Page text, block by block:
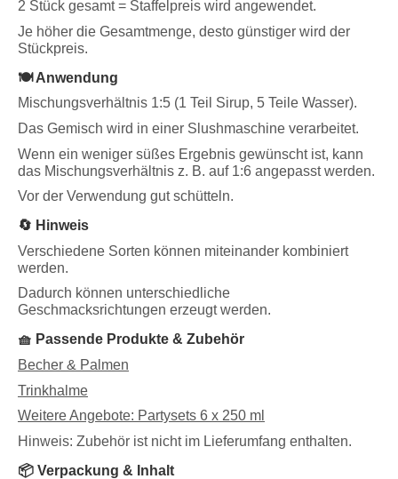
2 Stück gesamt = Staffelpreis wird angewendet.
Je höher die Gesamtmenge, desto günstiger wird der
Stückpreis.
🍽️ Anwendung
Mischungsverhältnis 1:5 (1 Teil Sirup, 5 Teile Wasser).
Das Gemisch wird in einer Slushmaschine verarbeitet.
Wenn ein weniger süßes Ergebnis gewünscht ist, kann
das Mischungsverhältnis z. B. auf 1:6 angepasst werden.
Vor der Verwendung gut schütteln.
🔄 Hinweis
Verschiedene Sorten können miteinander kombiniert
werden.
Dadurch können unterschiedliche
Geschmacksrichtungen erzeugt werden.
🧺 Passende Produkte & Zubehör
Becher & Palmen
Trinkhalme
Weitere Angebote: Partysets 6 x 250 ml
Hinweis: Zubehör ist nicht im Lieferumfang enthalten.
📦 Verpackung & Inhalt